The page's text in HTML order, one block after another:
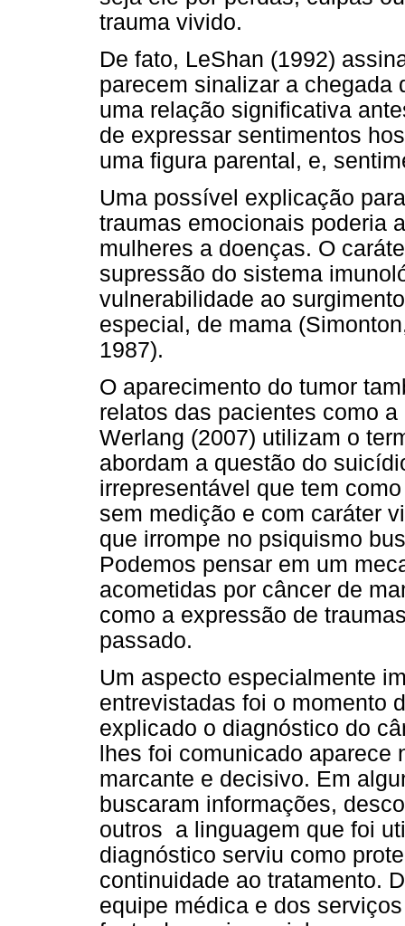
trauma vivido.
De fato, LeShan (1992)
parecem sinalizar a chegada
uma relação significativa
de expressar sentimentos
uma figura parental, e,
Uma possível explicação
traumas emocionais poderia
mulheres a doenças. O
supressão do sistema
vulnerabilidade ao
especial, de mama
1987).
O aparecimento do tumor
relatos das pacientes como
Werlang (2007) utilizam o
abordam a questão do
irrepresentável que tem
sem medição e com caráter
que irrompe no psiquismo
Podemos pensar em um
acometidas por câncer de
como a expressão de
passado.
Um aspecto especialmente
entrevistadas foi o momento
explicado o diagnóstico do
lhes foi comunicado
marcante e decisivo. Em
buscaram informações,
outros a linguagem que foi
diagnóstico serviu como
continuidade ao tratamento.
equipe médica e dos